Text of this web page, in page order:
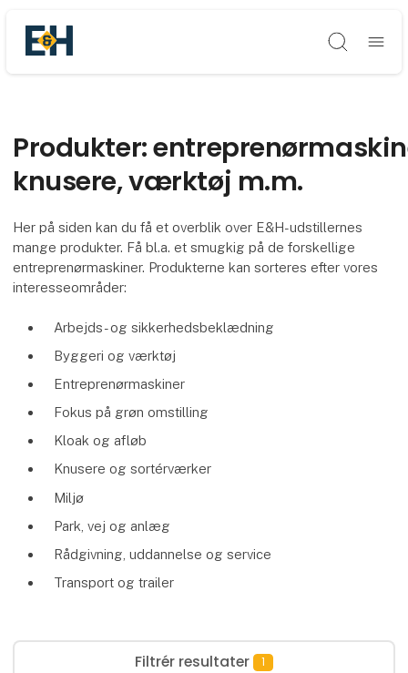
Søg
Produkter:
knusere, værktøj m.m.
Her på siden kan du få et overblik over E&H-udstillernes
mange produkter. Få bl.a. et smugkig på de forskellige
entreprenørmaskiner. Produkterne kan sorteres efter vores
interesseområder:
Arbejds- og sikkerhedsbeklædning
Byggeri og værktøj
Entreprenørmaskiner
Fokus på grøn omstilling
Kloak og afløb
Knusere og sortérværker
Miljø
Park, vej og anlæg
Rådgivning, uddannelse og service
Transport og trailer
Filtrér resultater 1